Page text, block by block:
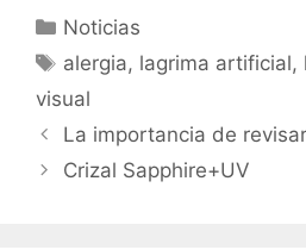
Categorías
Noticias
Etiquetas
alergia, lagrima artificial,
visual
Navegación
de
La importancia de
Crizal Sapphire+UV